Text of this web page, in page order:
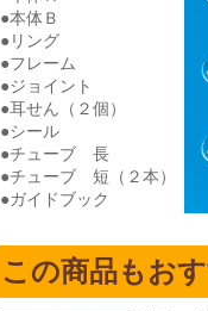
●本体Ｂ
●リング
●フレーム
●ジョイント
●耳せん（２個）
●シール
●チューブ 長
●チューブ 短（２本）
●ガイドブック
この商品もおす